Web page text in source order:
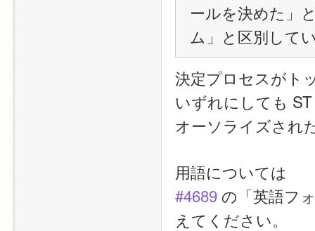
ールを決めた」
ム」と区別して
決定プロセスがト
いずれにしても
オーソライズされ
用語については
#4689 の「英語フ
えてください。